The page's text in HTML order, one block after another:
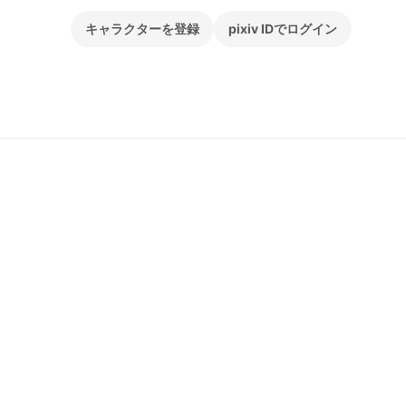
キャラクターを登録 pixiv IDでログイン